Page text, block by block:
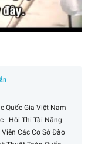
Quốc Gia Việt Nam
: Hội Thi Tài Năng
Các Cơ Sở Đào